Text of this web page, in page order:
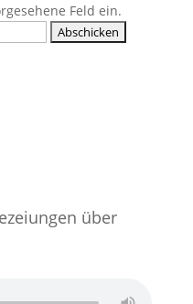
Feld ein.
über